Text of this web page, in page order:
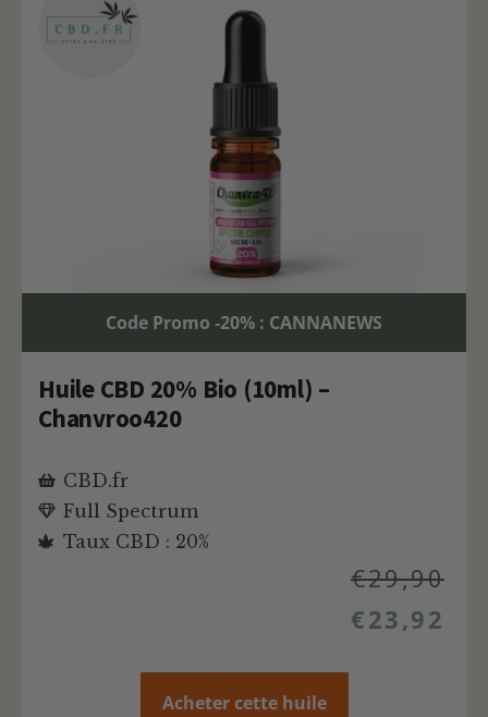
Code Promo -20% : CANNANEWS
Huile CBD 20% Bio (10ml) –
Chanvroo420
CBD.fr
Full Spectrum
Taux CBD : 20%
€29,90
€23,92
Acheter cette huile